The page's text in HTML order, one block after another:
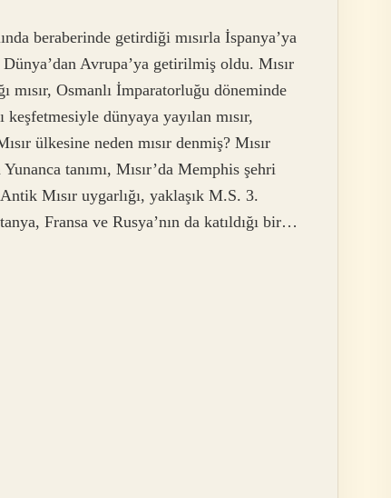
beraberinde getirdiği mısırla İspanya’ya
Avrupa’ya getirilmiş oldu. Mısır
mısır, Osmanlı İmparatorluğu döneminde
dünyaya yayılan mısır,
ülkesine neden mısır denmiş? Mısır
tanımı, Mısır’da Memphis şehri
Mısır uygarlığı, yaklaşık M.S. 3.
Fransa ve Rusya’nın da katıldığı bir…